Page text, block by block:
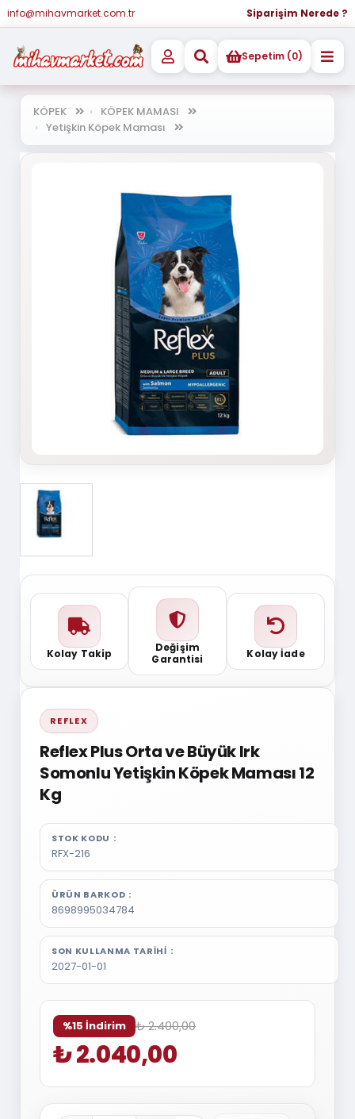
info@mihavmarket.com.tr Siparişim Nerede ?
Sepetim (0)
KÖPEK
KÖPEK MAMASI
Yetişkin Köpek Maması
Kolay Takip
Değişim
Garantisi
Kolay İade
REFLEX
Reflex Plus Orta ve Büyük Irk
Somonlu Yetişkin Köpek Maması 12
Kg
STOK KODU
RFX-216
ÜRÜN BARKOD
8698995034784
SON KULLANMA TARIHI
2027-01-01
%15 İndirim ₺ 2.400,00
₺ 2.040,00